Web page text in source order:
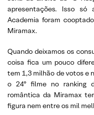
apresentações. Isso só
Academia foram
Miramax.
Quando deixamos os
coisa fica um pouco
tem 1,3 milhão de votos e
o 24º filme no ranking
romântica da Miramax
figura nem entre os mil